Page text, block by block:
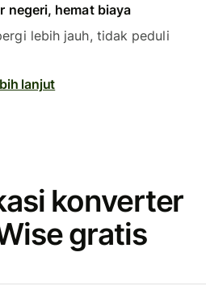
negeri, hemat biaya
lebih jauh, tidak peduli
lanjut
konverter
gratis